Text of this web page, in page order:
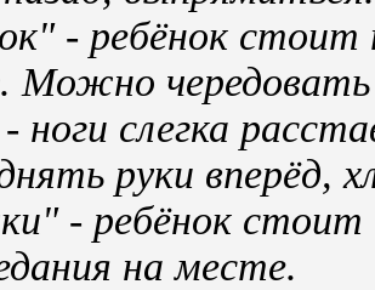
- ребёнок стоит
Можно чередовать
ноги слегка
руки вперёд,
- ребёнок стоит
на месте.